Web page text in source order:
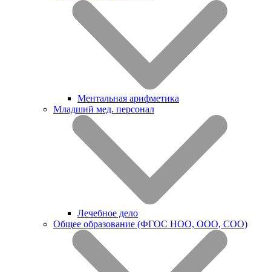
Ментальная арифметика
Младший мед. персонал
Лечебное дело
Общее образование (ФГОС НОО, ООО, СОО)